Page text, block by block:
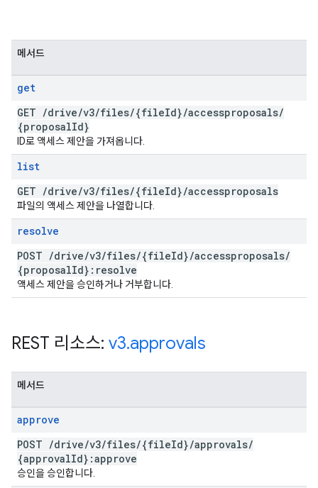
메서드
get
GET /drive/v3/files/{fileId}/accessproposals/
{proposalId}
ID로 액세스 제안을 가져옵니다.
list
GET /drive/v3/files/{fileId}/accessproposals
파일의 액세스 제안을 나열합니다.
resolve
POST /drive/v3/files/{fileId}/accessproposals/
{proposalId}:resolve
액세스 제안을 승인하거나 거부합니다.
REST 리소스: v3.approvals
메서드
approve
POST /drive/v3/files/{fileId}/approvals/
{approvalId}:approve
승인을 승인합니다.